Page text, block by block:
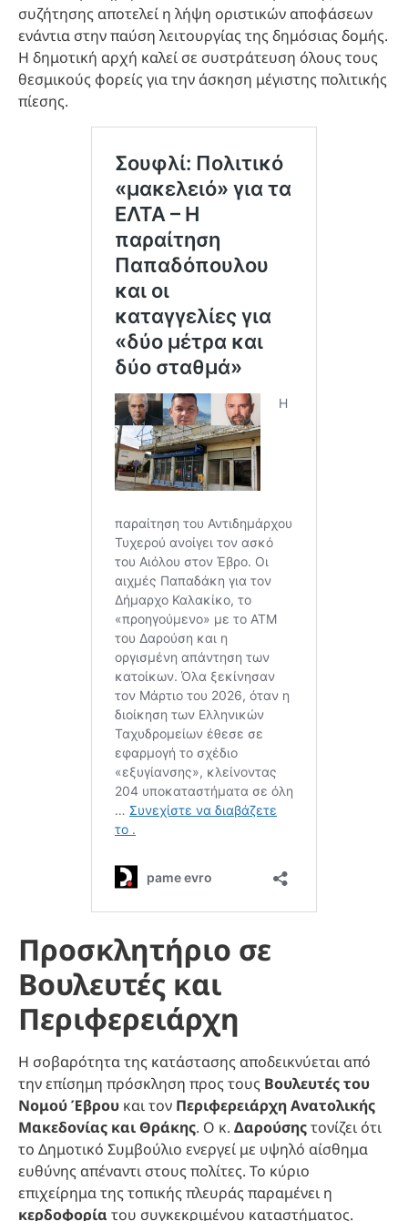
συζήτησης αποτελεί η λήψη οριστικών αποφάσεων
ενάντια στην παύση λειτουργίας της δημόσιας δομής.
Η δημοτική αρχή καλεί σε συστράτευση όλους τους
θεσμικούς φορείς για την άσκηση μέγιστης πολιτικής
πίεσης.
Προσκλητήριο σε
Βουλευτές και
Περιφερειάρχη
Η σοβαρότητα της κατάστασης αποδεικνύεται από
την επίσημη πρόσκληση προς τους Βουλευτές του
Νομού Έβρου και τον Περιφερειάρχη Ανατολικής
Μακεδονίας και Θράκης. Ο κ. Δαρούσηςτονίζει ότι
το Δημοτικό Συμβούλιο ενεργεί με υψηλό αίσθημα
ευθύνης απέναντι στους πολίτες. Το κύριο
επιχείρημα της τοπικής πλευράς παραμένει η
κερδοφορία του συγκεκριμένου καταστήματος.